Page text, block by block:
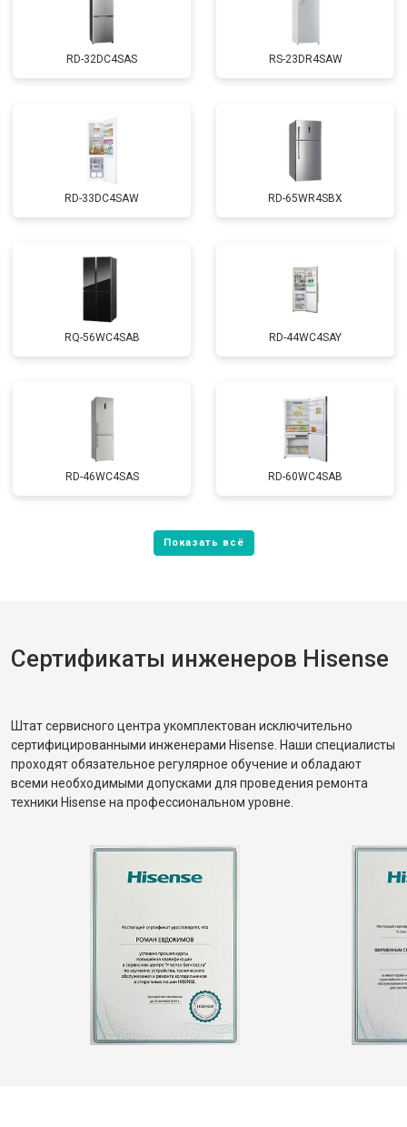
RD-32DC4SAS RS-23DR4SAW
RD-33DC4SAW RD-65WR4SBX
RQ-56WC4SAB RD-44WC4SAY
RD-46WC4SAS RD-60WC4SAB
Сертификаты инженеров Hisense
Штат сервисного центра укомплектован исключительно
сертифицированными инженерами Hisense. Наши специалисты
проходят обязательное регулярное обучение и обладают
всеми необходимыми допусками для проведения ремонта
техники Hisense на профессиональном уровне.